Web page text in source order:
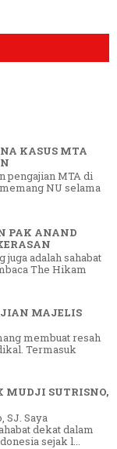
KASUS MTA
pengajian MTA di
NU selama
PAK ANAND
juga adalah sahabat
The Hikam
MAJELIS
membuat resah
Termasuk
MUDJI SUTRISNO,
SJ. Saya
dekat dalam
sejak l...